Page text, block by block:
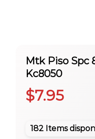
Mtk Piso Spc
Kc8050
$7.95
182 Items